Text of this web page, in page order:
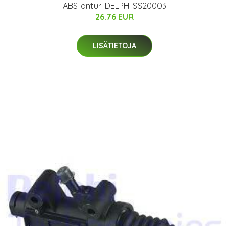
ABS-anturi DELPHI SS20003
26.76 EUR
LISÄTIETOJA